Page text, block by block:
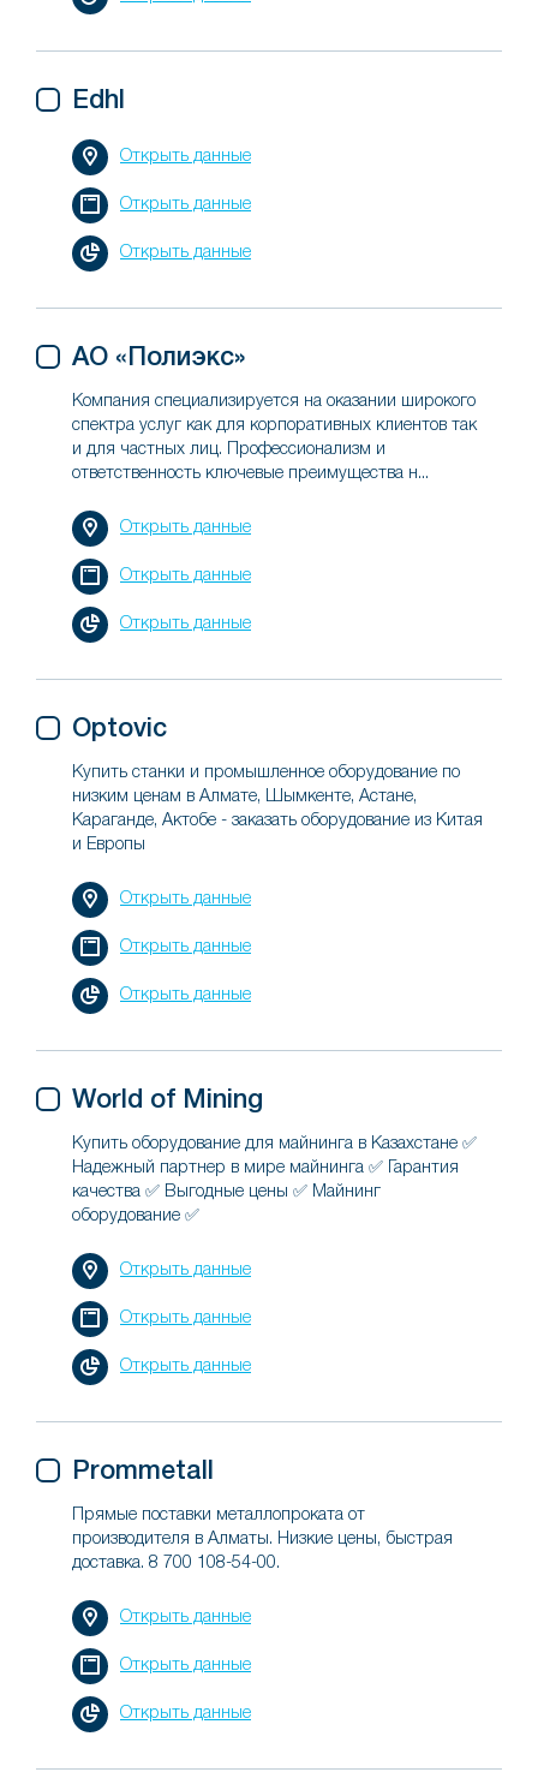
Edhl
Открыть данные
Открыть данные
Открыть данные
АО «Полиэкс»
Компания специализируется на оказании широкого
спектра услуг как для корпоративных клиентов так
и для частных лиц. Профессионализм и
ответственность ключевые преимущества н...
Открыть данные
Открыть данные
Открыть данные
Optovic
Купить станки и промышленное оборудование по
низким ценам в Алмате, Шымкенте, Астане,
Караганде, Актобе - заказать оборудование из Китая
и Европы
Открыть данные
Открыть данные
Открыть данные
World of Mining
Купить оборудование для майнинга в Казахстане ✅
Надежный партнер в мире майнинга ✅ Гарантия
качества ✅ Выгодные цены ✅ Майнинг
оборудование ✅
Открыть данные
Открыть данные
Открыть данные
Prommetall
Прямые поставки металлопроката от
производителя в Алматы. Низкие цены, быстрая
доставка. 8 700 108-54-00.
Открыть данные
Открыть данные
Открыть данные